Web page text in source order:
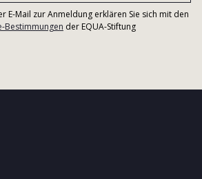
E-Mail zur Anmeldung erklären Sie sich mit den
Bestimmungen der EQUA-Stiftung